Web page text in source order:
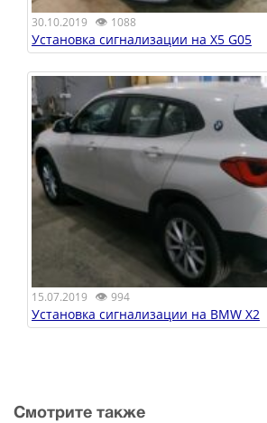
30.10.2019 👁 1088
Установка сигнализации на X5 G05
15.07.2019 👁 994
Установка сигнализации на BMW X2
Смотрите также